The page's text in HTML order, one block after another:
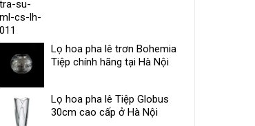
Lọ hoa pha lê trơn Bohemia
Tiệp chính hãng tại Hà Nội
Lọ hoa pha lê Tiệp Globus
30cm cao cấp ở Hà Nội